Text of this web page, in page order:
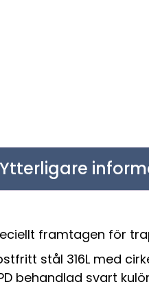
Ytterligare
framtagen för
stål 316L med
behandlad svart